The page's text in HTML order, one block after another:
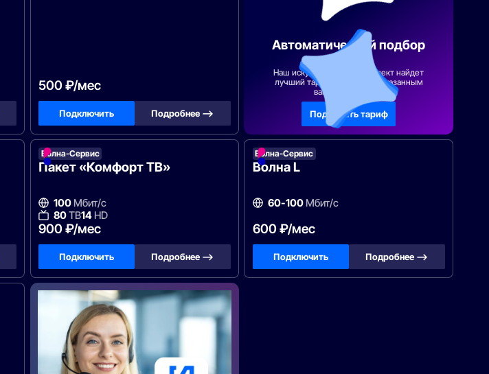
500 ₽/мес
Подключить Подробнее —>
Автоматический подбор
тарифа
Наш искусственный интеллект найдет
лучший тарифный план по указанным
вами параметрам
Подобрать тариф
Волна-Сервис
Пакет «Комфорт ТВ»
100 Мбит/с
80ТВ14 HD
900 ₽/мес
Подключить Подробнее —>
Волна-Сервис
Волна L
60-100 Мбит/с
600 ₽/мес
Подключить Подробнее —>